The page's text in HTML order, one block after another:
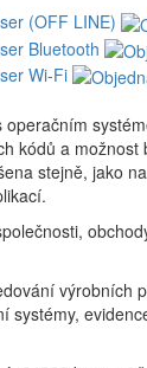
(OFF LINE)
Bluetooth
Wi-Fi
kódů a
stejně, jako
systémy,